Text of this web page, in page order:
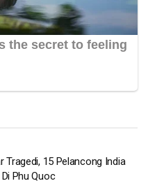
Tragedi, 15 Pelancong India
Phu Quoc